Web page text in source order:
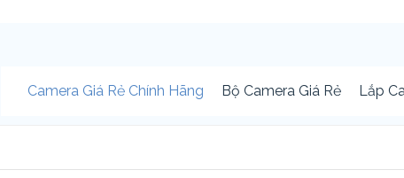
Camera Giá Rẻ Chính Hãng Bộ Camera Giá Rẻ Lắp